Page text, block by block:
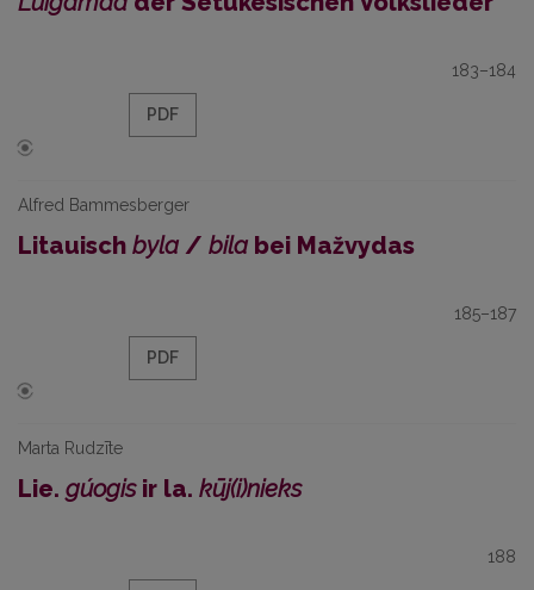
183–184
PDF
Alfred Bammesberger
Litauisch byla / bila bei Mažvydas
185–187
PDF
Marta Rudzīte
Lie. gúogisir la. kūj(i)nieks
188